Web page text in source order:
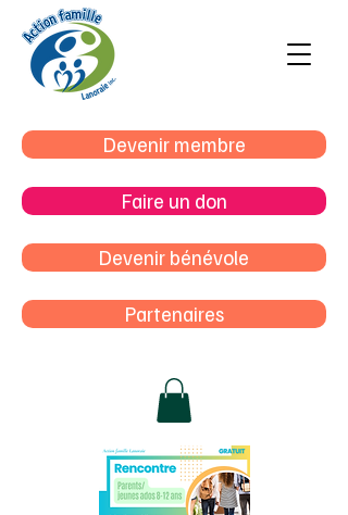
Devenir membre
Faire un don
Devenir bénévole
Partenaires